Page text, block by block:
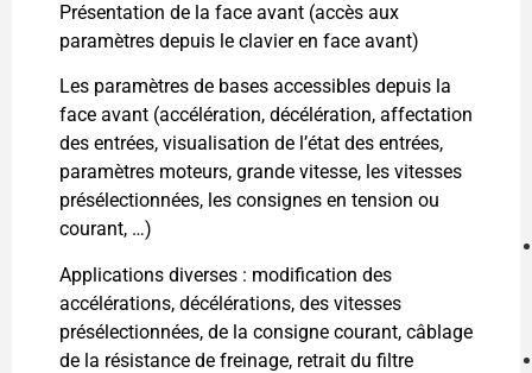
Présentation de la face avant (accès aux
paramètres depuis le clavier en face avant)
Les paramètres de bases accessibles depuis la
face avant (accélération, décélération, affectation
des entrées, visualisation de l’état des entrées,
paramètres moteurs, grande vitesse, les vitesses
présélectionnées, les consignes en tension ou
courant, …)
Applications diverses : modification des
accélérations, décélérations, des vitesses
présélectionnées, de la consigne courant, câblage
de la résistance de freinage, retrait du filtre